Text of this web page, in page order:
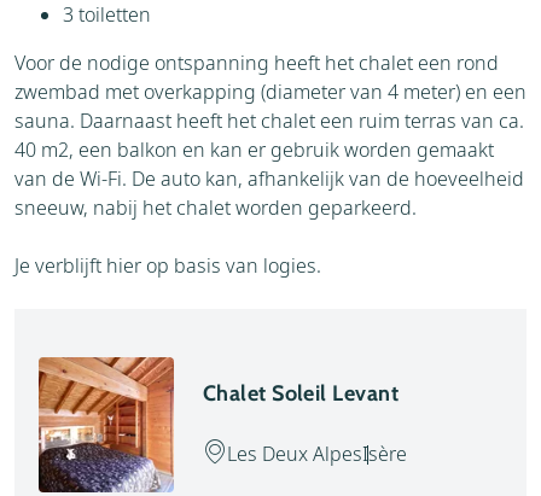
3 toiletten
Voor de nodige ontspanning heeft het chalet een rond
zwembad met overkapping (diameter van 4 meter) en een
sauna. Daarnaast heeft het chalet een ruim terras van ca.
40 m2, een balkon en kan er gebruik worden gemaakt
van de Wi-Fi. De auto kan, afhankelijk van de hoeveelheid
sneeuw, nabij het chalet worden geparkeerd.
Je verblijft hier op basis van logies.
Chalet Soleil Levant
Les Deux AlpesIsère